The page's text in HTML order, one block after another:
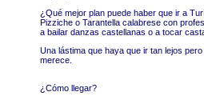
¿Qué mejor plan puede haber que ir a
Pizziche o Tarantella calabrese con
a bailar danzas castellanas o a tocar
Una lástima que haya que ir tan lejos
merece.
¿Cómo llegar?